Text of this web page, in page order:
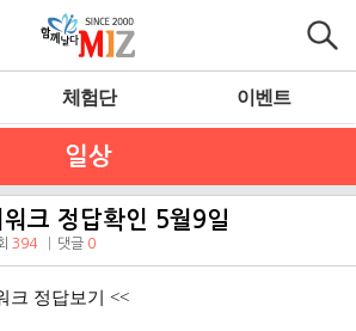
체험단 이벤트
일상
크 정답확인 5월9일
394 댓글 0
크 정답보기 <<